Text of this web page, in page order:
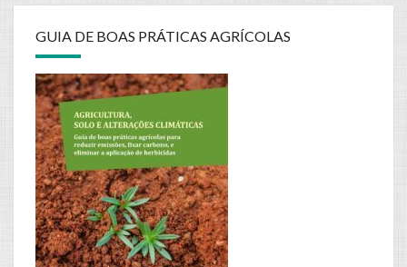
GUIA DE BOAS PRÁTICAS AGRÍCOLAS